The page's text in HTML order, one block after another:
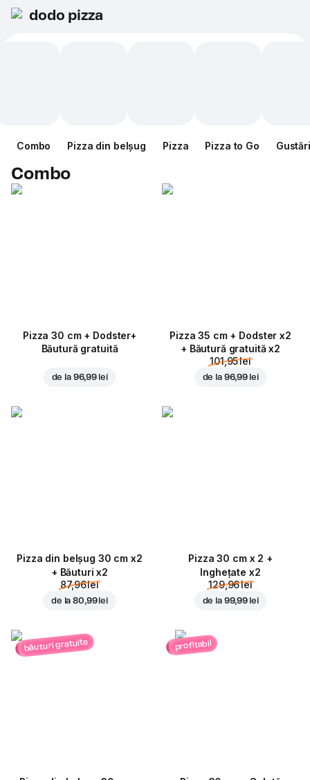
dodo pizza
Combo Pizza din belșug Pizza Pizza to Go Gustări
Combo
Pizza 30 cm + Dodster+
Băutură gratuită
de la 96,99 lei
Pizza 35 cm + Dodster x2
+ Băutură gratuită x2
101,95 lei
de la 96,99 lei
Pizza din belșug 30 cm x2
+ Băuturi x2
87,96 lei
de la80,99 lei
Pizza 30 cm x 2 +
Inghețate x2
129,96 lei
de la 99,99 lei
băuturi gratuite profitabil